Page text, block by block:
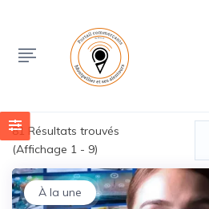
81 Résultats trouvés
(Affichage 1 - 9)
À la une